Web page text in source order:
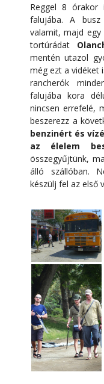
Reggel 8 órakor
falujába. A
valamit, majd
tortúrádat
mentén utazol
még ezt a vidéket
rancherók
falujába kora
nincsen errefelé,
beszerezz a
benzinért és
az élelem
összegyűjtünk,
álló szállóban.
készülj fel az első